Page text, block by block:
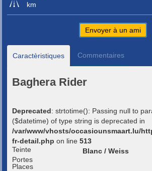
km
Envoyer à un ami
Caractèristiques Commentaires
Baghera Rider
Deprecated: strtotime(): Passing null to
($datetime) of type string is deprecated in
/var/www/vhosts/occasiounsmaart.lu/
fr-detail.php on line 513
Teinte
Blanc / Weiss
Portes
Places